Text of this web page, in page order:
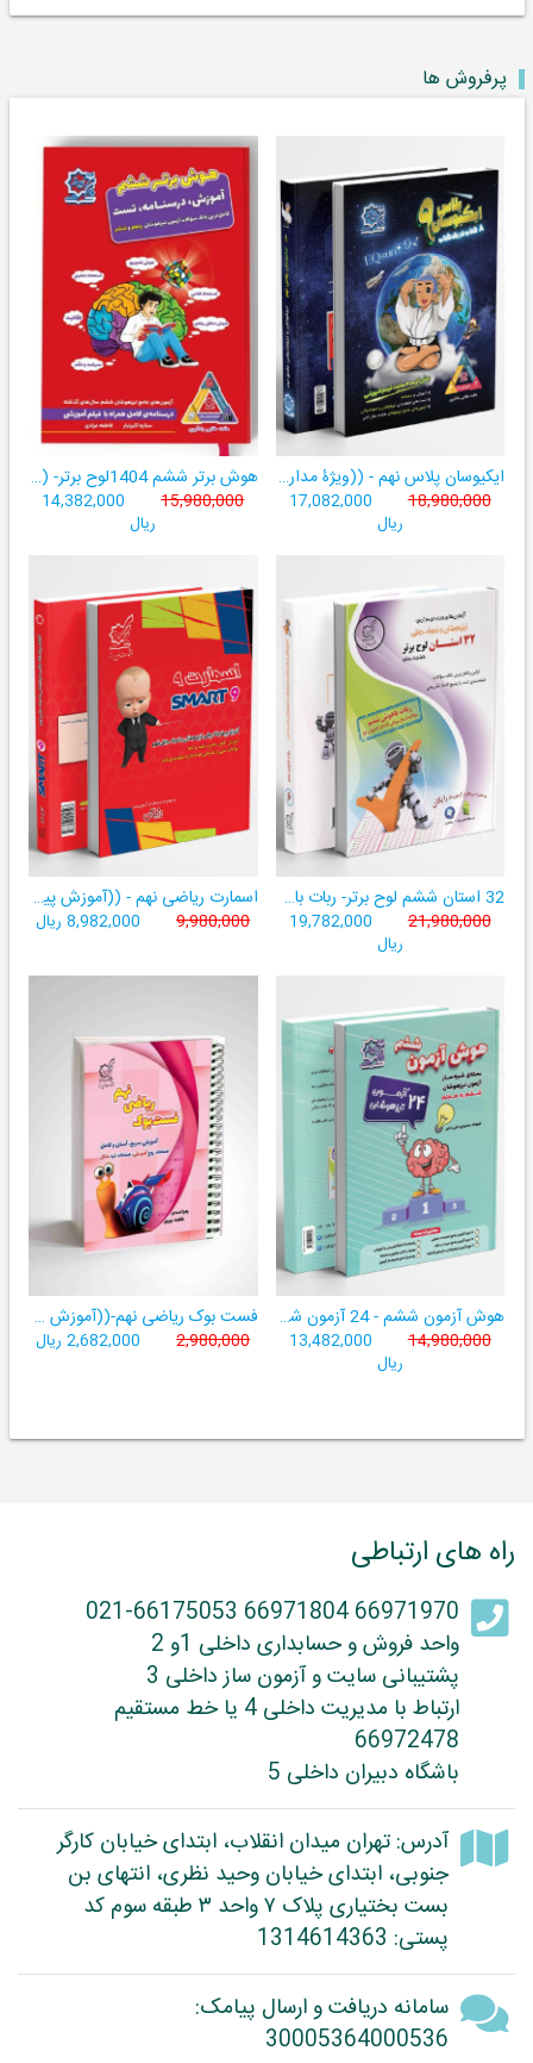
پرفروش ها
ایکیوسان پلاس نهم - ((ویژۀ مدارس نمونه دولتی، تیزهوشان و سمپاد+ فیلم‌های آموزشی+سامانۀ آزمون‌ساز رایگان))
18,980,000
17,082,000
ریال
هوش برتر ششم 1404لوح برتر- ((ویژۀ آزمون تیزهوشان پایۀ ششم+ فیلم آموزشی + سامانۀ آزمون‌ساز رایگان))
15,980,000
14,382,000
ریال
32 استان ششم لوح برتر- ربات باهوش ششم ((به همراه سامانۀ آزمون‌ساز رایگان))
21,980,000
19,782,000
ریال
اسمارت ریاضی نهم - ((آموزش پیشرفتۀ ریاضی تیزهوشان و نمونه‌دولتی نهم+ سامانۀ آزمون‌ساز آنلاین))
9,980,000 8,982,000 ریال
هوش آزمون ششم - 24 آزمون شبیه ساز تیزهوشان
14,980,000
13,482,000
ریال
فست بوک ریاضی نهم-((آموزش سریع، آسان و کامل ریاضی پایۀ نهم))
2,980,000 2,682,000 ریال
راه های ارتباطی
66971970 66971804 021-66175053
واحد فروش و حسابداری داخلی 1و 2
پشتیبانی سایت و آزمون ساز داخلی 3
ارتباط با مدیریت داخلی 4 یا خط مستقیم
66972478
باشگاه دبیران داخلی 5
آدرس: تهران میدان انقلاب، ابتدای خیابان کارگر
جنوبی، ابتدای خیابان وحید نظری، انتهای بن
بست بختیاری پلاک ۷ واحد ۳ طبقه سوم کد
پستی: 1314614363
سامانه دریافت و ارسال پیامک:
30005364000536